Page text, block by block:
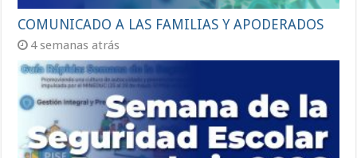
COMUNICADO A LAS FAMILIAS Y APODERADOS
4 semanas atrás